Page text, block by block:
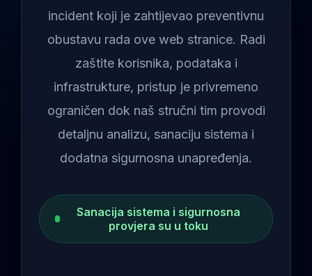
incident koji je zahtijevao preventivnu
obustavu rada ove web stranice. Radi
zaštite korisnika, podataka i
infrastrukture, pristup je privremeno
ograničen dok naš stručni tim provodi
detaljnu analizu, sanaciju sistema i
dodatna sigurnosna unapređenja.
Sanacija sistema i sigurnosna
provjera su u toku